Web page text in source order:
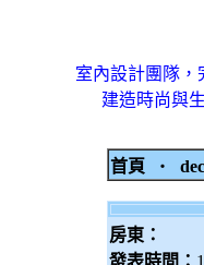
室內設計團隊，
建造時尚與
首頁 ‧
房東：
發表時間：